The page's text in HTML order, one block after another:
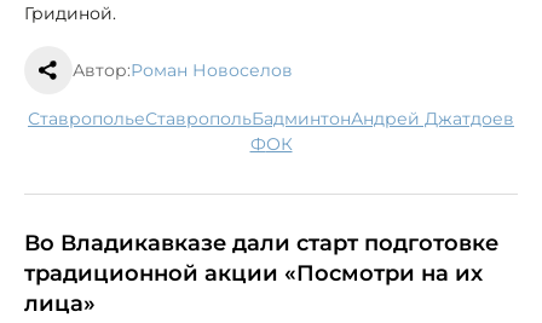
Гридиной.
Автор:Роман Новоселов
Ставрополье Ставрополь бадминтон
Андрей Джатдоев
ФОК
Во Владикавказе дали старт подготовке
традиционной акции «Посмотри на их
лица»